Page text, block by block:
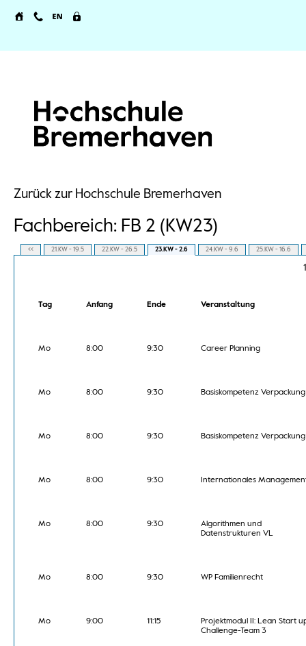
Zurück zur Hochschule Bremerhaven
Fachbereich: FB 2 (KW23)
<< 21.KW - 19.5 22.KW - 26.5 23.KW - 2.6 24.KW - 9.6 25.KW - 16.6
Tag Anfang Ende Veranstaltung
Mo 8:00 9:30 Career Planning
Mo 8:00 9:30 Basiskompetenz
Mo 8:00 9:30 Basiskompetenz
Mo 8:00 9:30 Internationales
Mo 8:00 9:30
Algorithmen und
Datenstrukturen VL
Mo 8:00 9:30 WP Familienrecht
Mo 9:00 11:15
Projektmodul II: Lean Start
Challenge-Team 3